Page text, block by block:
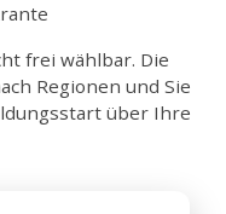
frei wählbar. Die
Regionen und Sie
über Ihre